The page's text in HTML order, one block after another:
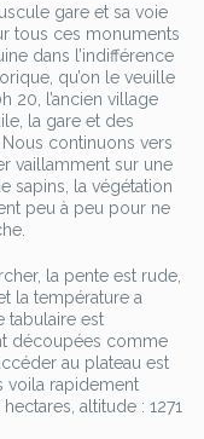
gare et sa voie
tous ces monuments
dans l’indifférence
qu’on le veuille
20, l’ancien village
la gare et des
continuons vers
vaillamment sur une
sapins, la végétation
peu à peu pour ne
la pente est rude,
la température a
tabulaire est
découpées comme
au plateau est
voila rapidement
altitude : 1271